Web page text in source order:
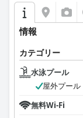
情報
カテゴリー
水泳プール
屋外プール
無料Wi-Fi